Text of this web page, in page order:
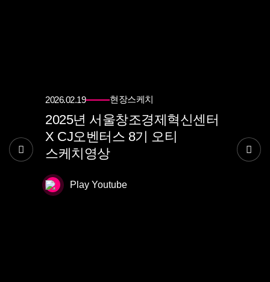
2026.02.19 현장스케치
2025년 서울창조경제혁신센터
X CJ오벤터스 8기 오티
스케치영상
Play Youtube